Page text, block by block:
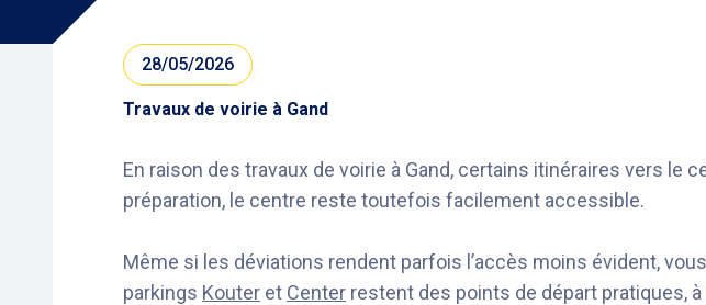
28/05/2026
Travaux de voirie à Gand
En raison des travaux de voirie à Gand, certains itinéraires vers
préparation, le centre reste toutefois facilement accessible.
Même si les déviations rendent parfois l’accès moins évident,
parkings Kouter et Center restent des points de départ pratiques,